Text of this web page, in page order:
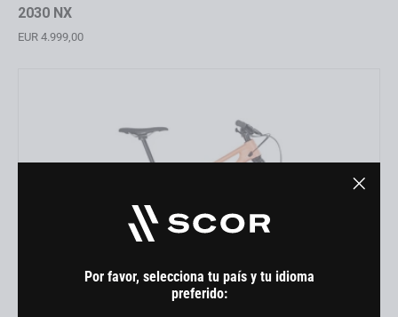
2030 NX
EUR 4.999,00
Por favor, selecciona tu país y tu idioma
preferido: